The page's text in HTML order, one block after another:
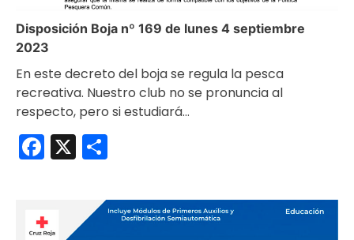
Disposición Boja nº 169 de lunes 4 septiembre
2023
En este decreto del boja se regula la pesca
recreativa. Nuestro club no se pronuncia al
respecto, pero si estudiará…
Facebook
X